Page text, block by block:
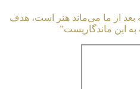
از ما می‌ماند هنر است، هدف
این ماندگاریست”